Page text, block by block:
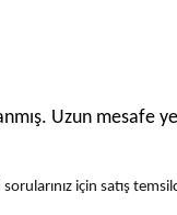
Uzun mesafe
için satış